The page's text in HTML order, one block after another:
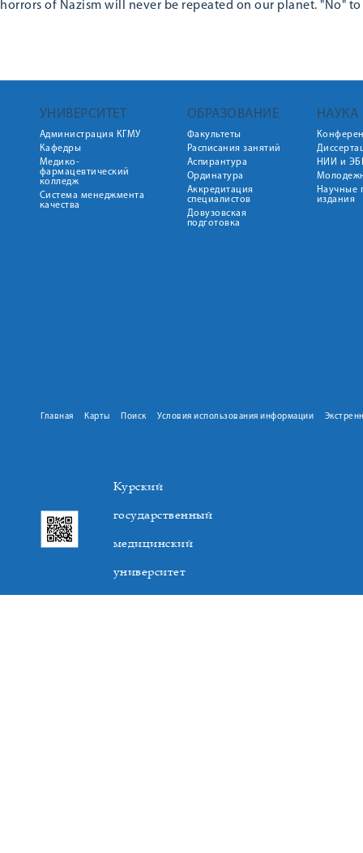
horrors of Nazism will never be repeated on our planet. "No" to
УНИВЕРСИТЕТ
Администрация КГМУ
Кафедры
Медико-
фармацевтический
колледж
Система менеджмента
качества
ОБРАЗОВАНИЕ
Факультеты
Расписания занятий
Аспирантура
Ординатура
Аккредитация
специалистов
Довузовская
подготовка
НАУКА
НИИ и
Научные
издания
Главная Карты Поиск Условия использования информации
Курский
государственный
медицинский
университет